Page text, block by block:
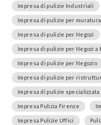
Impresa di pulizie Industriali
Impresa di pulizie per
Impresa di pulizie per Negozi
Impresa di pulizie per Negozi a
Impresa di pulizie per Negozio
Impresa di pulizie per
Impresa di pulizie
Impresa Pulizia Firenze
Impresa Pulizie Uffici